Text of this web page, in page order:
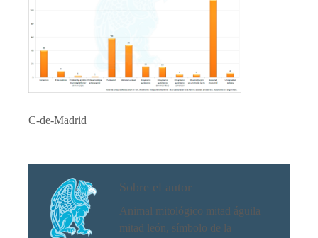
C-de-Madrid
Sobre el autor
Animal mitológico mitad águila
mitad león, símbolo de la